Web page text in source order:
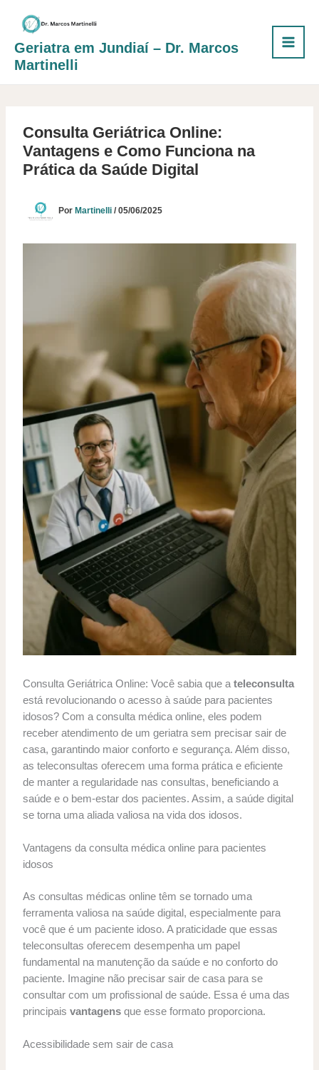
conteúdo
Geriatra em Jundiaí – Dr. Marcos
Martinelli
Consulta Geriátrica Online:
Vantagens e Como Funciona na
Prática da Saúde Digital
Por Martinelli /05/06/2025
Consulta Geriátrica Online: Você sabia que a teleconsulta
está revolucionando o acesso à saúde para pacientes
idosos? Com a consulta médica online, eles podem
receber atendimento de um geriatra sem precisar sair de
casa, garantindo maior conforto e segurança. Além disso,
as teleconsultas oferecem uma forma prática e eficiente
de manter a regularidade nas consultas, beneficiando a
saúde e o bem-estar dos pacientes. Assim, a saúde digital
se torna uma aliada valiosa na vida dos idosos.
Vantagens da consulta médica online para pacientes
idosos
As consultas médicas online têm se tornado uma
ferramenta valiosa na saúde digital, especialmente para
você que é um paciente idoso. A praticidade que essas
teleconsultas oferecem desempenha um papel
fundamental na manutenção da saúde e no conforto do
paciente. Imagine não precisar sair de casa para se
consultar com um profissional de saúde. Essa é uma das
principais vantagensque esse formato proporciona.
Acessibilidade sem sair de casa